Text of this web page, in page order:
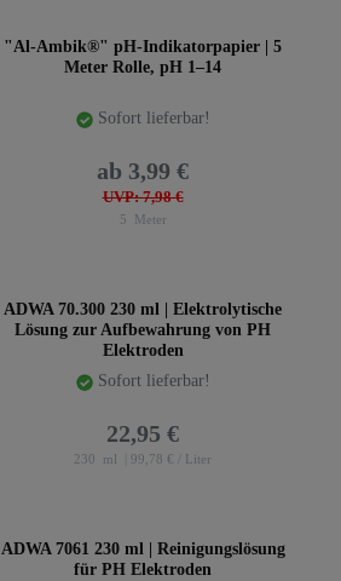
"Al-Ambik®" pH-Indikatorpapier | 5
Meter Rolle, pH 1–14
Sofort lieferbar!
UVP: 7,98 €
ab 3,99 €
5 Meter
ADWA 70.300 230 ml | Elektrolytische
Lösung zur Aufbewahrung von PH
Elektroden
Sofort lieferbar!
22,95 €
230 ml | 99,78 € / Liter
ADWA 7061 230 ml | Reinigungslösung
für PH Elektroden